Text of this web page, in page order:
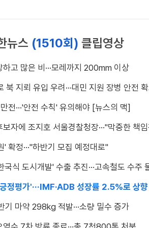
뉴스 (1510회) 클립영상
고 많은 비···모레까지 200mm 이상
북 지뢰 유입 우려···대민 지원 장병 안전
전···'안전 수칙' 유의해야 [뉴스의 맥]
자에 조지호 서울경찰청장···"막중한 책
' 확정···"하반기 모집 예정대로"
국식 도시개발' 수출 추진···고속철도 수주
정평가'···IMF·ADB 성장률 2.5%로 상향
기 마약 298kg 적발···소량 밀수 증가